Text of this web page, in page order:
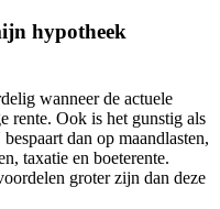
hypotheek
wanneer de actuele
rente. Ook is het gunstig als
dan op maandlasten,
taxatie en boeterente.
groter zijn dan deze